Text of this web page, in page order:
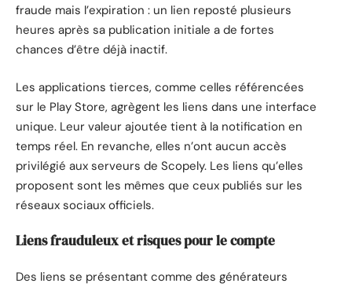
fraude mais l’expiration : un lien reposté plusieurs
heures après sa publication initiale a de fortes
chances d’être déjà inactif.
Les applications tierces, comme celles référencées
sur le Play Store, agrègent les liens dans une interface
unique. Leur valeur ajoutée tient à la notification en
temps réel. En revanche, elles n’ont aucun accès
privilégié aux serveurs de Scopely. Les liens qu’elles
proposent sont les mêmes que ceux publiés sur les
réseaux sociaux officiels.
Liens frauduleux et risques pour le compte
Des liens se présentant comme des générateurs